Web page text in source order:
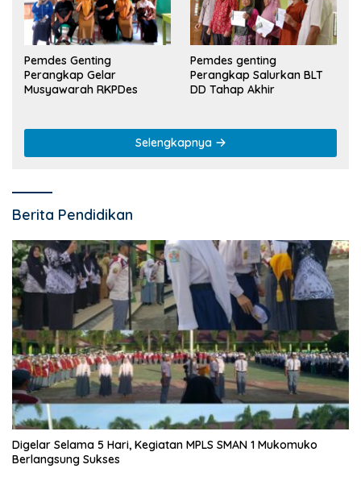
Pemdes Genting
Perangkap Gelar
Musyawarah RKPDes
Pemdes genting
Perangkap Salurkan BLT
DD Tahap Akhir
Selengkapnya
Berita Pendidikan
Digelar Selama 5 Hari, Kegiatan MPLS SMAN 1 Mukomuko
Berlangsung Sukses